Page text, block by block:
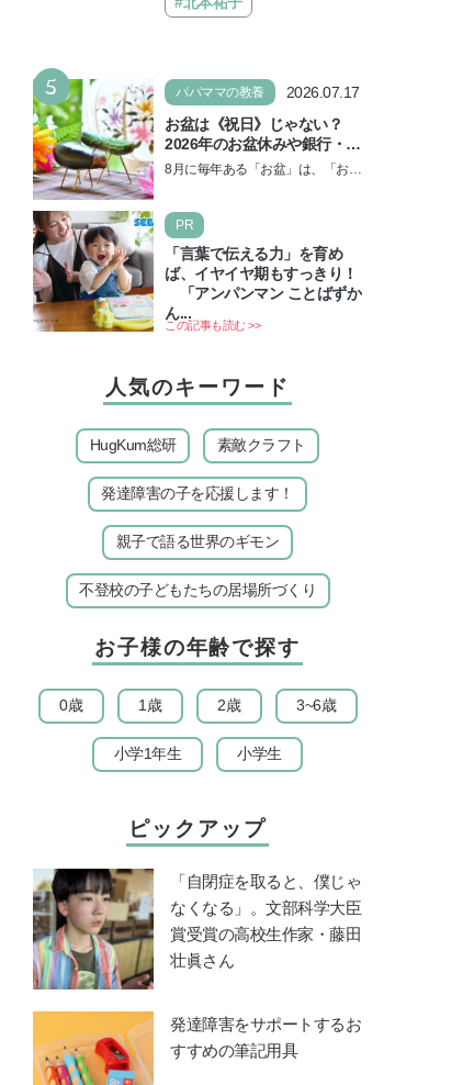
卓大図鑑〜」が開催…
5 パパママの教養
2026.07.17
お盆は《祝日》じゃない？
2026年のお盆休みや銀行・役
所の営業や交通機関情報も紹
8月に毎年ある「お盆」は、「お盆
ずは2026年のお盆…
PR
「言葉で伝える力」を育め
ば、イヤイヤ期もすっきり！
「アンパンマン ことばずか
ん...
この記事も読む >>
人気のキーワード
HugKum総研 素敵クラフト
発達障害の子を応援します！
親子で語る世界のギモン
不登校の子どもたちの居場所づくり
お子様の年齢で探す
0歳 1歳 2歳 3~6歳
小学1年生 小学生
ピックアップ
「自閉症を取ると、僕じゃ
なくなる」。文部科学大臣
賞受賞の高校生作家・藤田
壮眞さん
発達障害をサポートするお
すすめの筆記用具